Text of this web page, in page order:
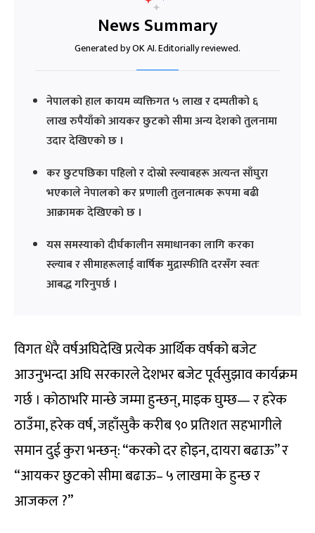
News Summary
Generated by OK AI. Editorially reviewed.
नेपालको हाल कायम व्यक्तिगत ५ लाख र दम्पतीको ६
लाख रुपैयाँको आयकर छुटको सीमा अन्य देशको तुलनामा
उदार देखिएको छ ।
कर छुटपछिका पहिलो र दोस्रो स्ल्याबहरू अत्यन्त साँघुरा
भएकाले नेपालको कर प्रणाली तुलनात्मक रूपमा बढी
आक्रामक देखिएको छ ।
यस समस्याको दीर्घकालीन समाधानका लागि करका
स्ल्याब र सीमाहरूलाई वार्षिक मुद्रास्फीति दरसँग स्वतः
आबद्ध गरिनुपर्छ ।
विगत धेरै वर्षअघिदेखि प्रत्येक आर्थिक वर्षको बजेट
आउनुभन्दा अघि सरकारले देशभर बजेट पूर्वसुझाव कार्यक्रम
गर्छ । कोठाभरि मान्छे जम्मा हुन्छन्, माइक घुम्छ— र हरेक
ठाउँमा, हरेक वर्ष, जहाँसुकै करीब ९० प्रतिशत सहभागीले
समान दुई कुरा भन्छन्: “करको दर होइन, दायरा बढाऊ” र
“आयकर छुटको सीमा बढाऊ– ५ लाखमा के हुन्छ र
आजकल ?”